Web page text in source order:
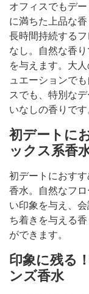
オフィスでもデ
に満ちた上品な
長時間持続する
なし。自然な香
を与えます。大
ュエーションで
スでも、特別な
いなしの香りです
初デートに
ックス系香
初デートにおす
香水。自然なフ
い印象を与え、
ち着きを与える
ができます。
印象に残る
ンズ香水